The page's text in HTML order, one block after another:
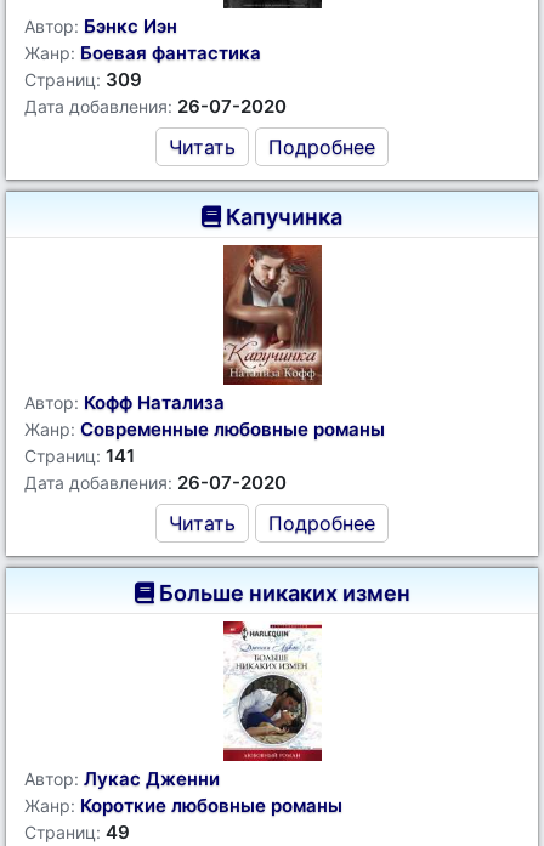
Автор: Бэнкс Иэн
Жанр: Боевая фантастика
Страниц: 309
Дата добавления: 26-07-2020
Читать Подробнее
Капучинка
Автор: Кофф Натализа
Жанр: Современные любовные романы
Страниц: 141
Дата добавления: 26-07-2020
Читать Подробнее
Больше никаких измен
Автор: Лукас Дженни
Жанр: Короткие любовные романы
Страниц: 49